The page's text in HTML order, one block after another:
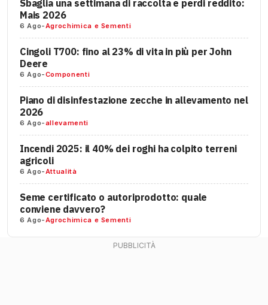
Sbaglia una settimana di raccolta e perdi reddito:
Mais 2026
6 Ago-Agrochimica e Sementi
Cingoli T700: fino al 23% di vita in più per John
Deere
6 Ago-Componenti
Piano di disinfestazione zecche in allevamento nel
2026
6 Ago-allevamenti
Incendi 2025: il 40% dei roghi ha colpito terreni
agricoli
6 Ago-Attualità
Seme certificato o autoriprodotto: quale
conviene davvero?
6 Ago-Agrochimica e Sementi